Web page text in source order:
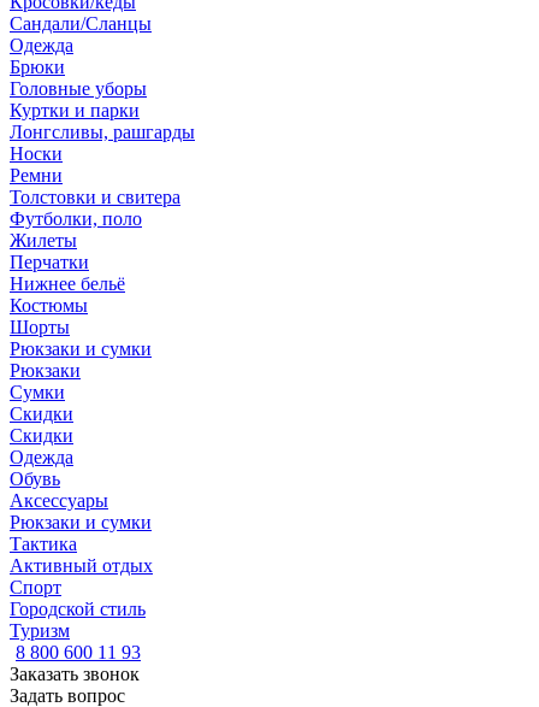
Сандали/Сланцы
Одежда
Брюки
Головные уборы
Куртки и парки
Лонгсливы, рашгарды
Носки
Ремни
Толстовки и свитера
Футболки, поло
Жилеты
Перчатки
Нижнее бельё
Костюмы
Шорты
Рюкзаки и сумки
Рюкзаки
Сумки
Скидки
Скидки
Одежда
Обувь
Аксессуары
Рюкзаки и сумки
Тактика
Активный отдых
Спорт
Городской стиль
Туризм
8 800 600 11 93
Заказать звонок
Задать вопрос